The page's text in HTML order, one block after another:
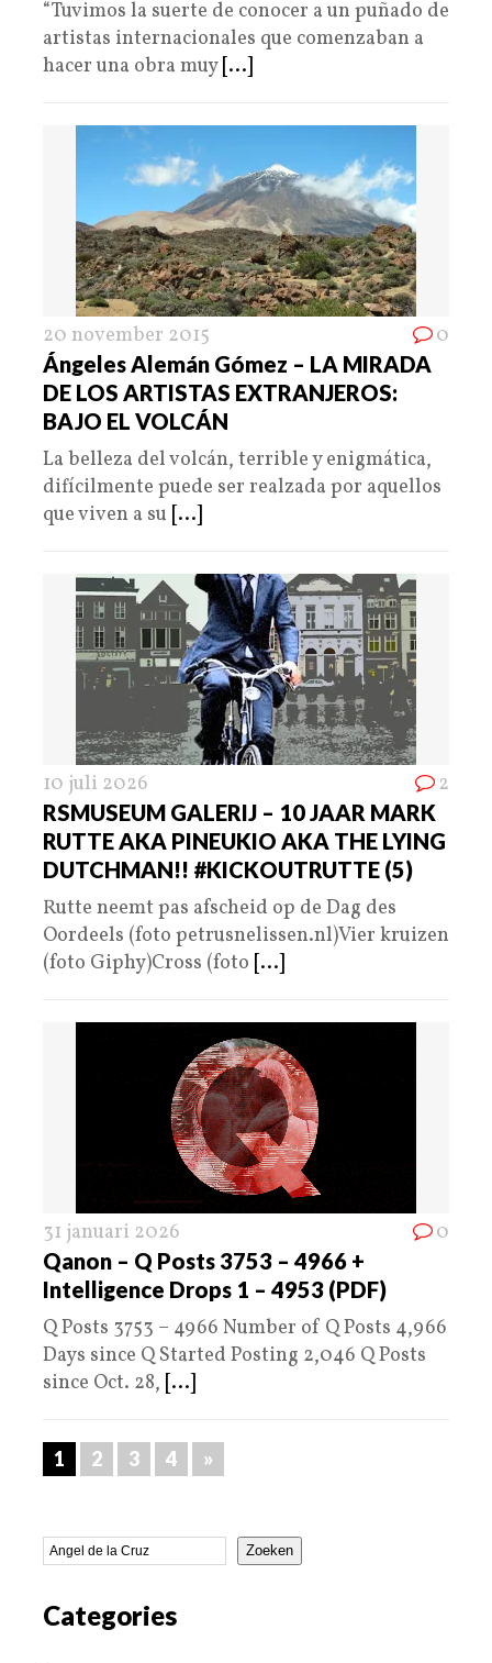
“Tuvimos la suerte de conocer a un puñado de
artistas internacionales que comenzaban a
hacer una obra muy [...]
20 november 2015 0
Ángeles Alemán Gómez – LA MIRADA
DE LOS ARTISTAS EXTRANJEROS:
BAJO EL VOLCÁN
La belleza del volcán, terrible y enigmática,
difícilmente puede ser realzada por aquellos
que viven a su [...]
10 juli 2026 2
RSMUSEUM GALERIJ – 10 JAAR MARK
RUTTE AKA PINEUKIO AKA THE LYING
DUTCHMAN!! #KICKOUTRUTTE (5)
Rutte neemt pas afscheid op de Dag des
Oordeels (foto petrusnelissen.nl)Vier kruizen
(foto Giphy)Cross (foto [...]
31 januari 2026 0
Qanon – Q Posts 3753 – 4966 +
Intelligence Drops 1 – 4953 (PDF)
Q Posts 3753 – 4966 Number of Q Posts 4,966
Days since Q Started Posting 2,046 Q Posts
since Oct. 28, [...]
1 2 3 4 »
Zoeken
Categories